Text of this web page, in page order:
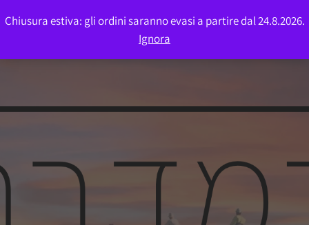
Chiusura estiva: gli ordini saranno evasi a partire dal 24.8.2026.
Ignora